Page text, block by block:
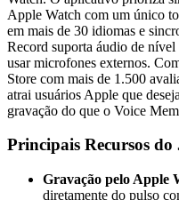
Apple Watch com um único
em mais de 30 idiomas e
Record suporta áudio de
usar microfones externos.
Store com mais de 1.500
atrai usuários Apple que
gravação do que o Voice
Principais Recursos do
Gravação pelo Apple
diretamente do pulso